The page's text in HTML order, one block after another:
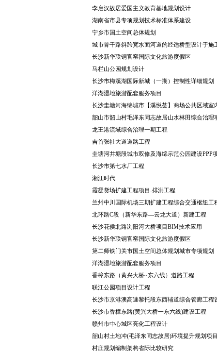
李启汉故居爱国主义教育基地规划设计
湖南省市县专项规划技术标准体系建设
宁乡市国土空间总体规划
城市骨干路斜跨宽水面河道的经适桥型设计于施
长沙新华联铜官窑国际文化旅游度假区
马栏山公园规划设计
长沙市梅溪湖国际新城（一期）控制性详细规
洋湖湿地旅游配套服务项目
长沙圭塘河海绵城市【溪悦荟】商场公共区域室
韶山市韶山村毛泽东同志故居山水林田综合治理
龙王港流域综合治理一期工程
吉首张社大道道路工程
圭塘河井塘段城市双修及海绵示范公园建设PPP
长沙市第七水厂工程
湘江时代
霞凝货场扩建工程项目-排洪工程
兰州中川国际机场三期扩建工程综合交通枢纽工
北环路C段（新华东路—云龙大道）新建工程
长沙花侯北路浏阳河大桥项目BIM技术应用
长沙新华联铜官窑国际文化旅游度假区
第二师铁门关市国土空间总体规划城市专项规划
洋湖湿地旅游配套服务项目
香樟东路（黄兴大桥~东六线）道路工程
联江公园项目设计工程
长沙市京港澳高速黎托段东西辅道综合管廊工程
长沙市香樟东路(黄兴大桥一东六线)建设工程
赣州市中心城区亮化工程设计
韶山村土地冲(毛泽东同志故居)环境提升规划项
村庄规划编制架构省际比较研究